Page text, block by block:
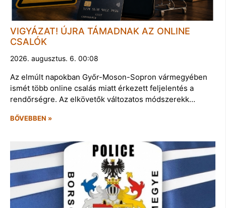
VIGYÁZAT! ÚJRA TÁMADNAK AZ ONLINE
CSALÓK
2026. augusztus. 6. 00:08
Az elmúlt napokban Győr-Moson-Sopron vármegyében
ismét több online csalás miatt érkezett feljelentés a
rendőrségre. Az elkövetők változatos módszerekk…
BŐVEBBEN »